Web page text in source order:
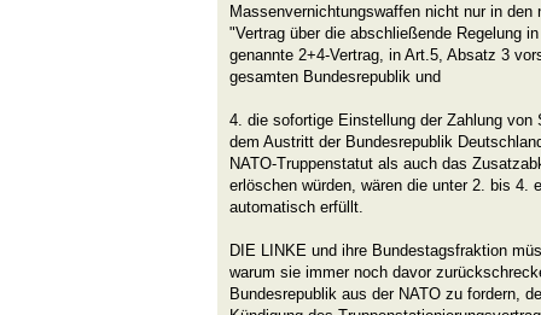
Massenvernichtungswaffen nicht nur in den
"Vertrag über die abschließende Regelung
genannte 2+4-Vertrag, in Art.5, Absatz 3
gesamten Bundesrepublik und
4. die sofortige Einstellung der Zahlung
dem Austritt der Bundesrepublik
NATO-Truppenstatut als auch das
erlöschen würden, wären die unter 2. bis 4.
automatisch erfüllt.
DIE LINKE und ihre Bundestagsfraktion
warum sie immer noch davor
Bundesrepublik aus der NATO zu fordern,